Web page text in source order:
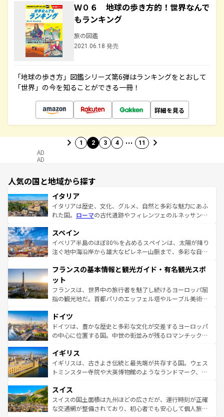
Ｗ０６ 地球の歩き方的！世界なんで
もランキング
旅の図鑑
2021.06.18 発売
「地球の歩き方」図鑑シリーズ第6弾はランキングをとおして
「世界」の今を知ることができる一冊！
詳細を見る
1 2 3 4 … 11
AD
AD
人気の国と地域から探す
イタリア
イタリアは歴史、文化、グルメ、自然と多彩な魅力にあふ
れた国。 ローマの古代遺跡やフィレンツェのルネッサンス
ろん、トスカーナの美しい田園風景やアマルフィ海岸の絶
景など、自然景観も見逃せない。観光の合間には、本場の
ピザやパスタなど、絶品のイタリア料理を堪能することも
ませてくれるイタリアで、忘れられない旅をしてみよう！
なお、新着のイタリア情報は
しい。
スペイン
イベリア半島のほぼ80％を占めるスペインは、太陽が降り
注ぐ地中海沿岸から雄大なピレネー山脈まで、多彩な自然
文化が根付くこの国では、情熱的なフラメンコ、熱気あふ
れる闘牛、そして美味しいタパスが生活の一部となってい
る。首都マドリードの洗練された雰囲気や、バルセロナの
アートに溢れた街角から、地方では古代ローマ遺跡や中世
せる。地方によって風土や気候が異なるスペインはその個
性で訪れる人を魅了する。 なお、新着のスペイン情報は コ
ンテンツ一覧を参照してほしい。
フランスの基本情報と観光ガイド・有名観光スポ
ット
フランスは、世界中の旅行者を魅了し続けるヨーロッパ屈
指の観光地だ。首都パリのエッフェル塔やルーブル美術館
で、幅広い魅力が詰まっている。華麗な宮殿、歴史的な大
聖堂、美しいビーチ、そして豊かな自然が、訪れる者を心
から魅了する。また、フランスは美食の国としても知ら
いる。シャンパンの発祥地であるランス、プロヴァンスの
香り高いラベンダー畑など、多彩な楽しみ方が可能だ。さ
らに、パリ以外の地域にも魅力が溢れており、どの街角に
れる地方に足を運ぶとそれぞれで全く異なる文化を体験で
きるだろう。 なお、新着のフランス情報はコンテンツ一覧
を参照してほしい。
ドイツ
ドイツは、豊かな歴史と多彩な文化が交差するヨーロッパ
の中心に位置する国。中世の街並みが残るロマンチック街
顔を持つこの国は、どこを歩いても飽きることがない。ベ
ルリンの文化的活気、バイエルン州のアルプスの絶景、そ
してライン川沿いのワイン畑といった風景は必見。ビール
は、お酒好きな人にはぜひ体験してほしい。 なお、新着の
ドイツ情報はコンテンツ一覧を参照してほしい。
イギリス
イギリスは、古きよき伝統と最先端が共存する国。ウェス
トミンスター寺院や大英博物館のようなランドマーク、歴
リアごとに異なる魅力がある。また、優雅なアフタヌーン
ティー、ビール好きにはたまらない英国パブ、サッカー観
戦など、本場だからこそできる体験も豊富。イギリスを旅
スイス
スイスの国土面積は九州ほどの広さだが、運行時刻が正確
な交通網が整備されており、初心者でも安心して個人旅行